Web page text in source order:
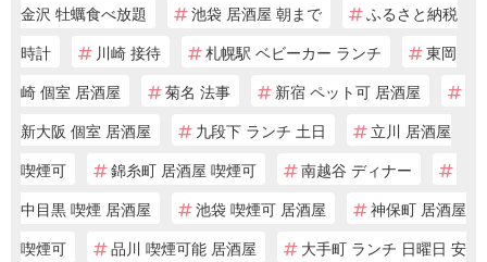
金沢 牡蠣食べ放題
池袋 居酒屋 朝まで
ふるさと納税
時計
川崎 接待 札幌駅 ベビーカー ランチ
東岡
崎 個室 居酒屋
菊名 法事
新宿 ペット可 居酒屋
新大阪 個室 居酒屋
九段下 ランチ 土日
立川 居酒屋
喫煙可
錦糸町 居酒屋 喫煙可
南越谷 ディナー
中目黒 喫煙 居酒屋
池袋 喫煙可 居酒屋
神保町 居酒屋
喫煙可
品川 喫煙可能 居酒屋
大手町 ランチ 日曜日 安